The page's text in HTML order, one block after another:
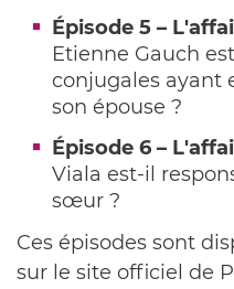
Épisode 5 –
Etienne Gauch
conjugales ayant
son épouse ?
Épisode 6 –
Viala est-il
sœur ?
Ces épisodes sont
sur le site officiel de